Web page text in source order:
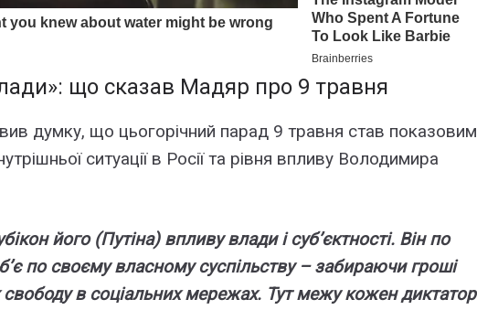
що сказав Мадяр про 9 травня
думку, що цьогорічний парад 9 травня став показовим
ситуації в Росії та рівня впливу Володимира
його (Путіна) впливу влади і суб’єктності. Він по
по своєму власному суспільству – забираючи гроші
в соціальних мережах. Тут межу кожен диктатор